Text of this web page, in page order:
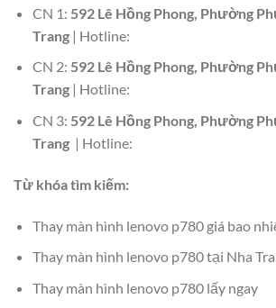
CN 1: 592 Lê Hồng Phong, Phường
Trang| Hotline:
CN 2: 592 Lê Hồng Phong, Phường
Trang| Hotline:
CN 3: 592 Lê Hồng Phong, Phường
Trang| Hotline:
Từ khóa tìm kiếm:
Thay màn hình lenovo p780 giá bao
Thay màn hình lenovo p780 tại Nha
Thay màn hình lenovo p780 lấy ngay